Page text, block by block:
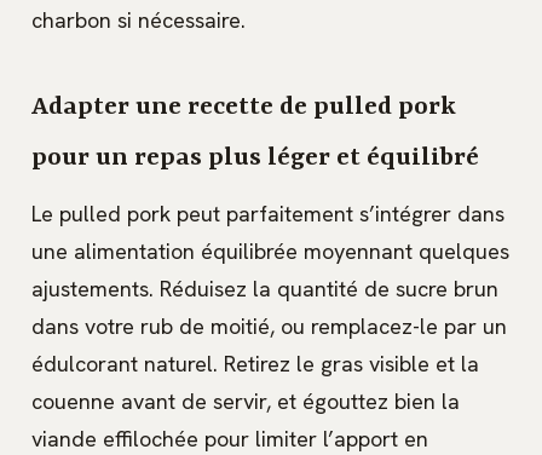
charbon si nécessaire.
Adapter une recette de pulled pork
pour un repas plus léger et équilibré
Le pulled pork peut parfaitement s’intégrer dans
une alimentation équilibrée moyennant quelques
ajustements. Réduisez la quantité de sucre brun
dans votre rub de moitié, ou remplacez-le par un
édulcorant naturel. Retirez le gras visible et la
couenne avant de servir, et égouttez bien la
viande effilochée pour limiter l’apport en